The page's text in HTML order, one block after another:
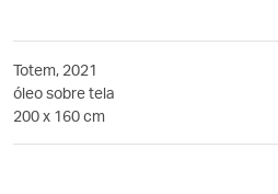
Totem, 2021
óleo sobre tela
200 x 160 cm